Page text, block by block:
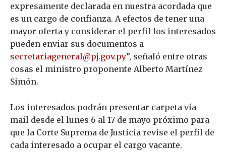
expresamente declarada en nuestra acordada que
es un cargo de confianza. A efectos de tener una
mayor oferta y considerar el perfil los interesados
pueden enviar sus documentos a
secretariageneral@pj.gov.py”, señaló entre otras
cosas el ministro proponente Alberto Martínez
Simón.
Los interesados podrán presentar carpeta vía
mail desde el lunes 6 al 17 de mayo próximo para
que la Corte Suprema de Justicia revise el perfil de
cada interesado a ocupar el cargo vacante.